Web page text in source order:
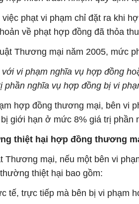
phạt vi phạm chỉ đặt ra khi
về phạt hợp đồng đã thỏa
Thương mại năm 2005, mức
vi phạm nghĩa vụ hợp đồng
phần nghĩa vụ hợp đồng bị vi
hợp đồng thương mại, bên vi
giới hạn ở mức 8% giá trị phần
thiệt hại hợp đồng thương
Thương mại, nếu một bên vi
thiệt hại bao gồm:
tế, trực tiếp mà bên bị vi phạm